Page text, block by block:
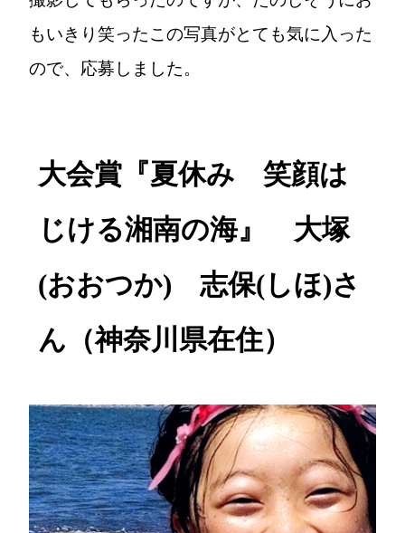
もいきり笑ったこの写真がとても気に入った
ので、応募しました。
大会賞『夏休み 笑顔は
じける湘南の海』 大塚
(おおつか) 志保(しほ)さ
ん（神奈川県在住）